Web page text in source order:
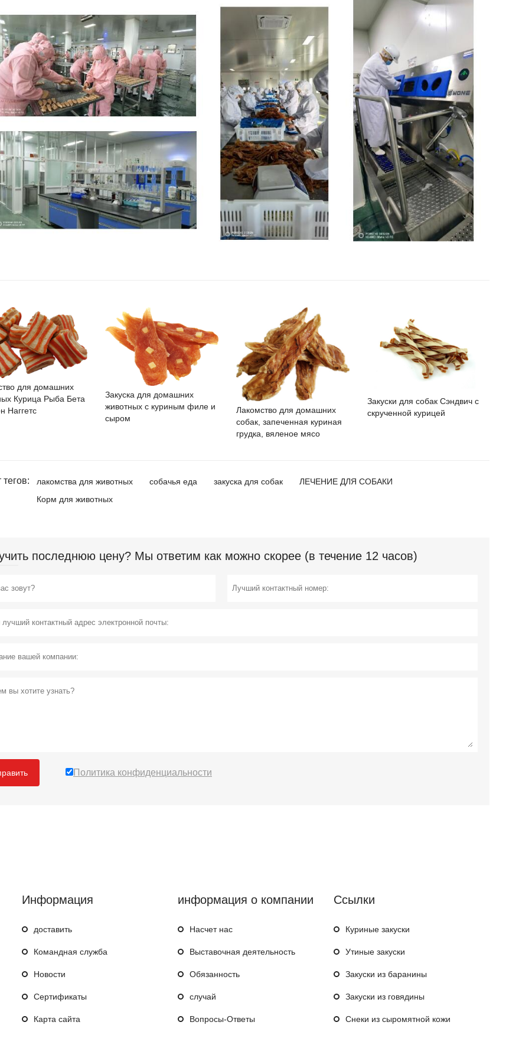
для домашних
Курица Рыба Бета
Наггетс
Закуска для домашних
животных с куриным филе и
сыром
Лакомство для домашних
собак, запеченная куриная
грудка, вяленое мясо
Закуски для собак Сэндвич с
скрученной курицей
тегов: лакомства для животных собачья еда закуска для собак
ЛЕЧЕНИЕ ДЛЯ СОБАКИ
Корм для животных
последнюю цену? Мы ответим как можно скорее (в течение 12 часов)
Политика конфиденциальности
Информация
доставить
Командная служба
Hовости
Сертификаты
Карта сайта
информация о компании
Насчет нас
Выставочная деятельность
Обязанность
случай
Вопросы-Ответы
Ссылки
Куриные закуски
Утиные закуски
Закуски из баранины
Закуски из говядины
Снеки из сыромятной кожи